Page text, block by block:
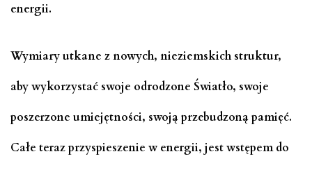
energii.
Wymiary utkane z nowych, nieziemskich struktur,
aby wykorzystać swoje odrodzone Światło, swoje
poszerzone umiejętności, swoją przebudzoną pamięć.
Całe teraz przyspieszenie w energii, jest wstępem do